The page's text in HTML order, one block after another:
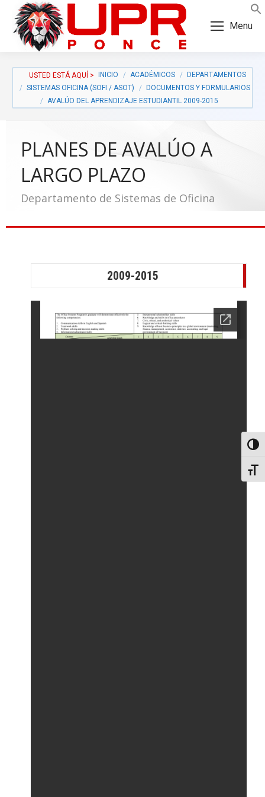
Skip
Content
Skip
navigation
Menu
INICIO ACADÉMICOS
DEPARTAMENTOS
SISTEMAS OFICINA (SOFI / ASOT)
DOCUMENTOS Y FORMULARIOS
AVALÚO DEL APRENDIZAJE ESTUDIANTIL 2009-2015
PLANES DE AVALÚO A
LARGO PLAZO
Departamento de Sistemas de Oficina
2009-2015